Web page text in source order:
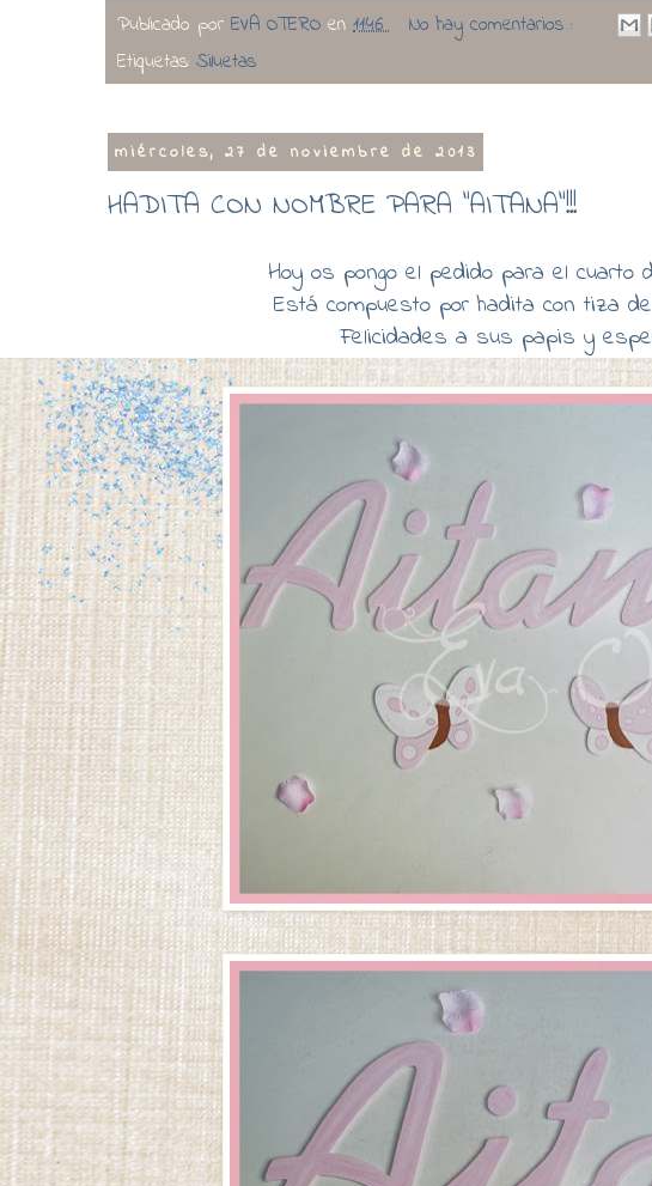
Publicado por EVA OTERO en 11:46
No hay comentarios :
Etiquetas: Siluetas
miércoles, 27 de noviembre de 2013
HADITA CON NOMBRE PARA "AITANA"!!!
Hoy os pongo el pedido para el cuarto
Está compuesto por hadita con tiza
Felicidades a sus papis y